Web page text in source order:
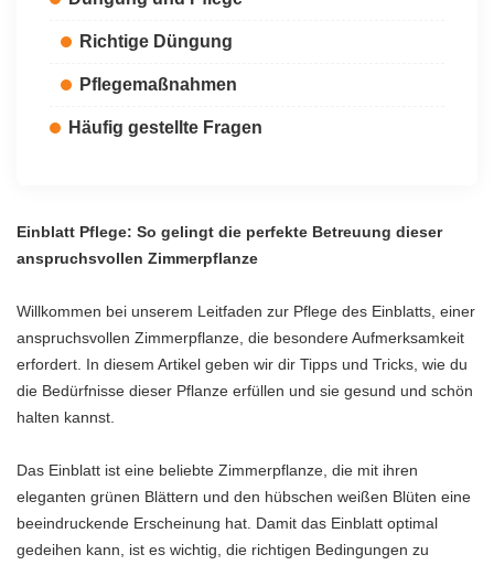
Richtige Düngung
Pflegemaßnahmen
Häufig gestellte Fragen
Einblatt Pflege: So gelingt die perfekte Betreuung dieser
anspruchsvollen Zimmerpflanze
Willkommen bei unserem Leitfaden zur Pflege des Einblatts, einer
anspruchsvollen Zimmerpflanze, die besondere Aufmerksamkeit
erfordert. In diesem Artikel geben wir dir Tipps und Tricks, wie du
die Bedürfnisse dieser Pflanze erfüllen und sie gesund und schön
halten kannst.
Das Einblatt ist eine beliebte Zimmerpflanze, die mit ihren
eleganten grünen Blättern und den hübschen weißen Blüten eine
beeindruckende Erscheinung hat. Damit das Einblatt optimal
gedeihen kann, ist es wichtig, die richtigen Bedingungen zu